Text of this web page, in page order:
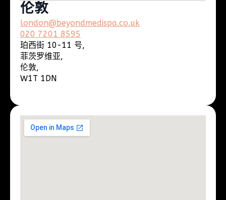
伦敦
london@beyondmedispa.co.uk
020 7201 8595
珀西街 10-11 号,
菲茨罗维亚,
伦敦,
W1T 1DN